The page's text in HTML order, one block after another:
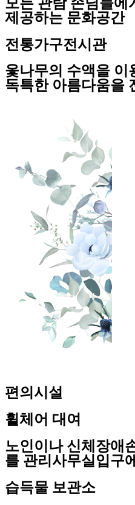
제공하는 문화공간
전통가구전시관
옻나무의 수액을 이
독특한 아름다움을
편의시설
휠체어 대여
노인이나 신체장애
를 관리사무실입구
습득물 보관소